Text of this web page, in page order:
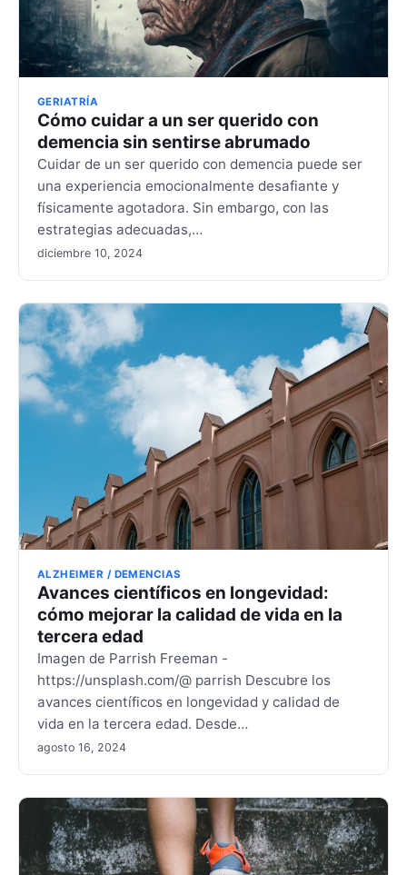
GERIATRÍA
Cómo cuidar a un ser querido con
demencia sin sentirse abrumado
Cuidar de un ser querido con demencia puede ser
una experiencia emocionalmente desafiante y
físicamente agotadora. Sin embargo, con las
estrategias adecuadas,…
diciembre 10, 2024
ALZHEIMER / DEMENCIAS
Avances científicos en longevidad:
cómo mejorar la calidad de vida en la
tercera edad
Imagen de Parrish Freeman -
https://unsplash.com/@ parrish Descubre los
avances científicos en longevidad y calidad de
vida en la tercera edad. Desde…
agosto 16, 2024